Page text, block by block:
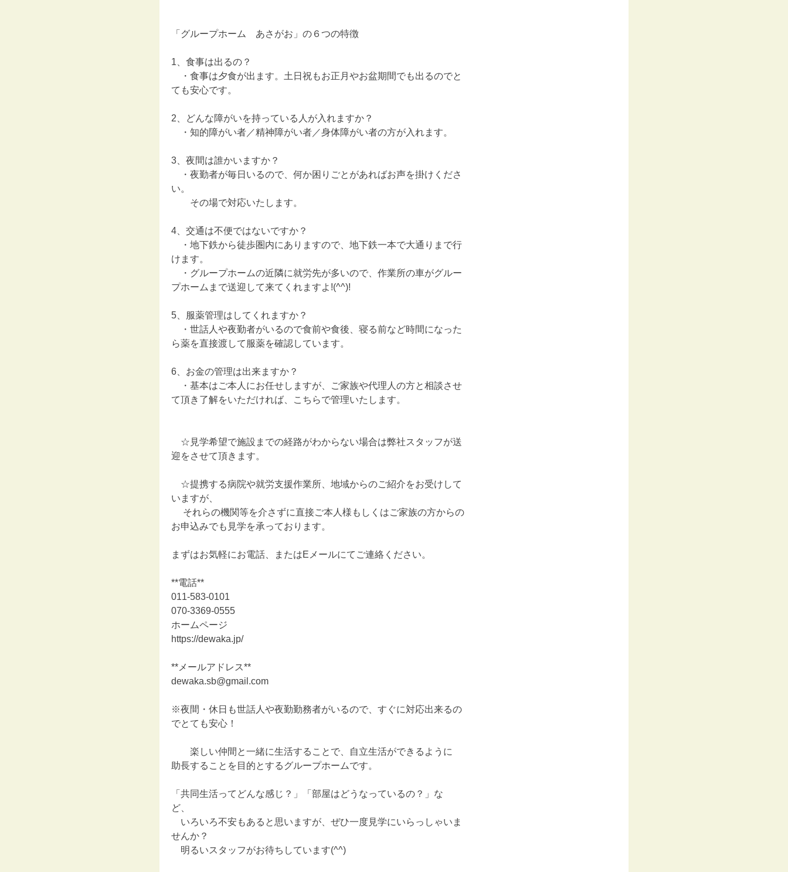
「グループホーム あさがお」の６つの特徴
1、食事は出るの？
・食事は夕食が出ます。土日祝もお正月やお盆期間でも出るのでと
ても安心です。
2、どんな障がいを持っている人が入れますか？
・知的障がい者／精神障がい者／身体障がい者の方が入れます。
3、夜間は誰かいますか？
・夜勤者が毎日いるので、何か困りごとがあればお声を掛けくださ
い。
その場で対応いたします。
4、交通は不便ではないですか？
・地下鉄から徒歩圏内にありますので、地下鉄一本で大通りまで行
けます。
・グループホームの近隣に就労先が多いので、作業所の車がグルー
プホームまで送迎して来てくれますよ!(^^)!
5、服薬管理はしてくれますか？
・世話人や夜勤者がいるので食前や食後、寝る前など時間になった
ら薬を直接渡して服薬を確認しています。
6、お金の管理は出来ますか？
・基本はご本人にお任せしますが、ご家族や代理人の方と相談させ
て頂き了解をいただければ、こちらで管理いたします。
☆見学希望で施設までの経路がわからない場合は弊社スタッフが送
迎をさせて頂きます。
☆提携する病院や就労支援作業所、地域からのご紹介をお受けして
いますが、
それらの機関等を介さずに直接ご本人様もしくはご家族の方からの
お申込みでも見学を承っております。
まずはお気軽にお電話、またはEメールにてご連絡ください。
**電話**
011-583-0101
070-3369-0555
ホームページ
https://dewaka.jp/
**メールアドレス**
dewaka.sb@gmail.com
※夜間・休日も世話人や夜勤勤務者がいるので、すぐに対応出来るの
でとても安心！
楽しい仲間と一緒に生活することで、自立生活ができるように
助長することを目的とするグループホームです。
「共同生活ってどんな感じ？」「部屋はどうなっているの？」な
ど、
いろいろ不安もあると思いますが、ぜひ一度見学にいらっしゃいま
せんか？
明るいスタッフがお待ちしています(^^)